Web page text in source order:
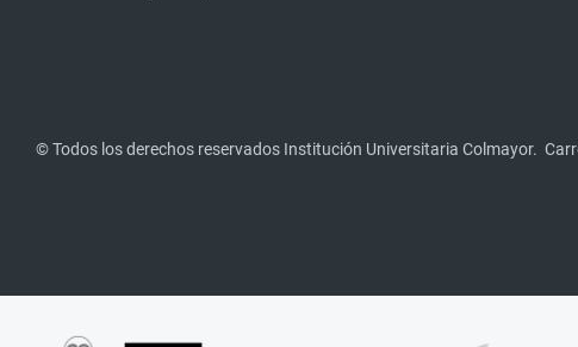
© Todos los derechos reservados Institución Universitaria Colmayor.